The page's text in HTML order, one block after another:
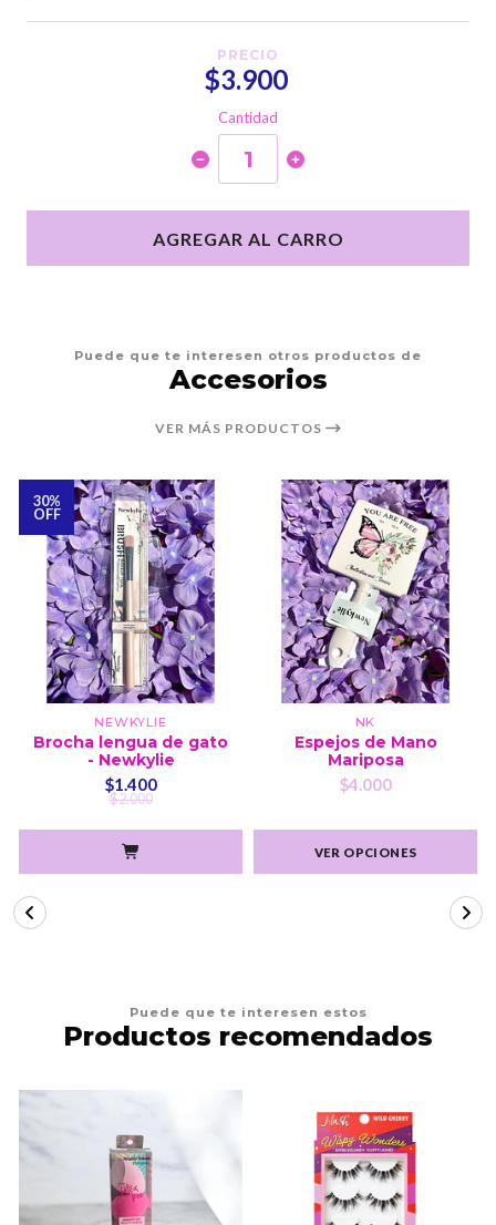
PRECIO
$3.900
Cantidad
AGREGAR AL CARRO
Puede que te interesen otros productos de
Accesorios
VER MÁS PRODUCTOS
30%
OFF
NEWKYLIE
Brocha lengua de gato
- Newkylie
$1.400
$2.000
NK
Espejos de Mano
Mariposa
$4.000
VER OPCIONES
Puede que te interesen estos
Productos recomendados